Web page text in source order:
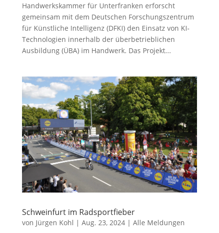
Handwerkskammer für Unterfranken erforscht
gemeinsam mit dem Deutschen Forschungszentrum
für Künstliche Intelligenz (DFKI) den Einsatz von KI-
Technologien innerhalb der überbetrieblichen
Ausbildung (ÜBA) im Handwerk. Das Projekt...
Schweinfurt im Radsportfieber
von Jürgen Kohl | Aug. 23, 2024| Alle Meldungen